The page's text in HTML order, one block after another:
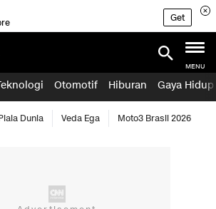
Get
MENU
Otomotif Hiburan Gaya Hidup
Dunia Veda Ega Moto3 Brasil 2026